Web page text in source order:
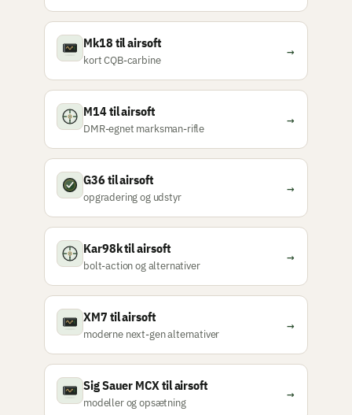
Mk18 til airsoft
kort CQB-carbine
→
M14 til airsoft
DMR-egnet marksman-rifle
→
G36 til airsoft
opgradering og udstyr
→
Kar98k til airsoft
bolt-action og alternativer
→
XM7 til airsoft
moderne next-gen alternativer
→
Sig Sauer MCX til airsoft
modeller og opsætning
→